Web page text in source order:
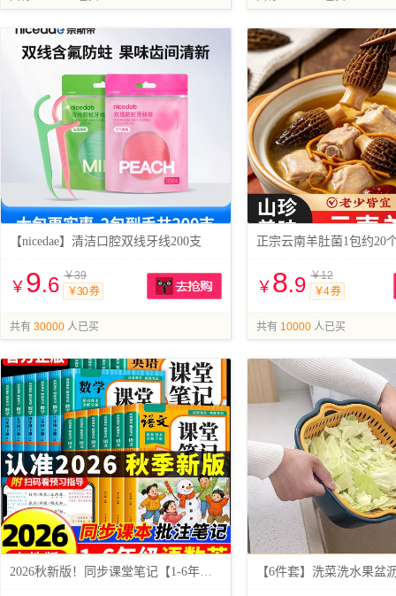
【nicedae】清洁口腔双线牙线200支
￥ 9.6 ￥39
￥30 券
共有 30000 人已买
正宗云南羊肚菌1包约20
￥ 8.9 ￥12
￥4 券
共有 10000 人已买
2026秋新版！同步课堂笔记【1-6年级】 【6件套】洗菜洗水果盆